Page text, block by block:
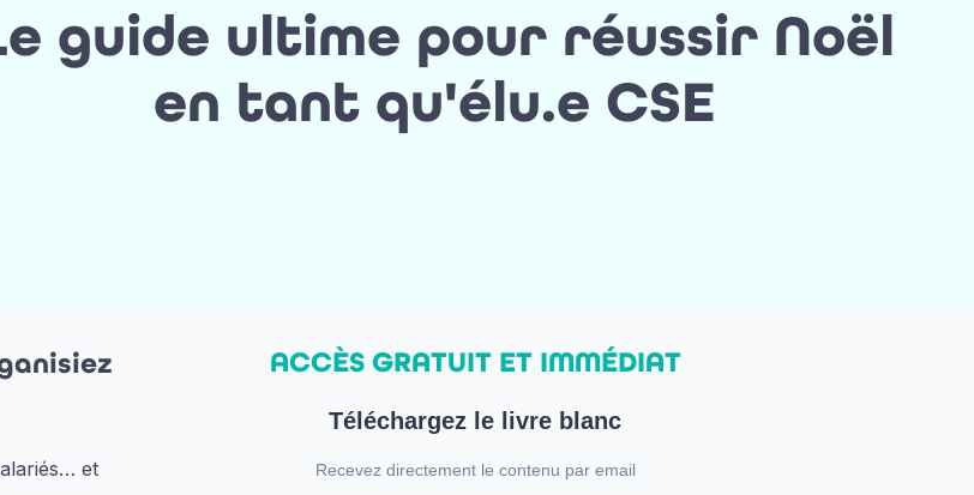
guide ultime pour réussir Noël
en tant qu'élu.e CSE
et
ACCÈS GRATUIT ET IMMÉDIAT
Téléchargez le livre blanc
Recevez directement le contenu par email